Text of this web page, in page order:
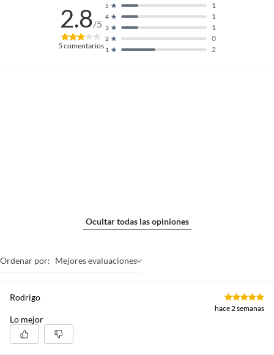
2.8/5
5 comentarios 1 2
2 0
3 1
4 1
5 1
Ocultar todas las opiniones
Ordenar por: Mejores evaluaciones
Rodrigo
hace 2 semanas
Lo mejor